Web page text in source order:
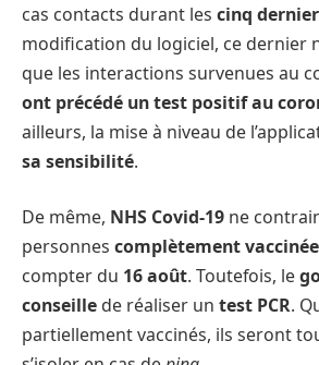
cas contacts durant les cinq
modification du logiciel, ce dernier
que les interactions survenues au
ont précédé un test positif au
ailleurs, la mise à niveau de
sa sensibilité.
De même, NHS Covid-19 ne
personnes complètement
compter du 16 août. Toutefois, le
conseille de réaliser un test PCR.
partiellement vaccinés, ils seront